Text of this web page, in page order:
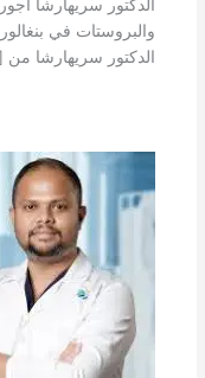
الدكتور سريهارشا
الدكتور سريهارشا